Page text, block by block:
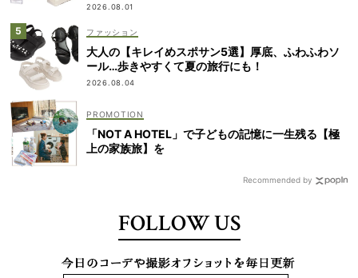
2026.08.01
ファッション
大人の【キレイめスポサン5選】厚底、ふわふわソ
ール…歩きやすくて夏の旅行にも！
2026.08.04
「NOT A HOTEL」で子どもの記憶に一生残る【極
上の家族旅】を
Recommended by
FOLLOW US